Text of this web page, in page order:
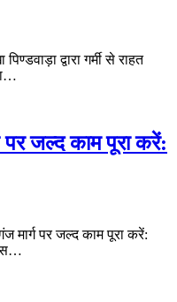
द्वारा गर्मी से राहत
पर जल्द काम पूरा करें:
मार्ग पर जल्द काम पूरा करें: